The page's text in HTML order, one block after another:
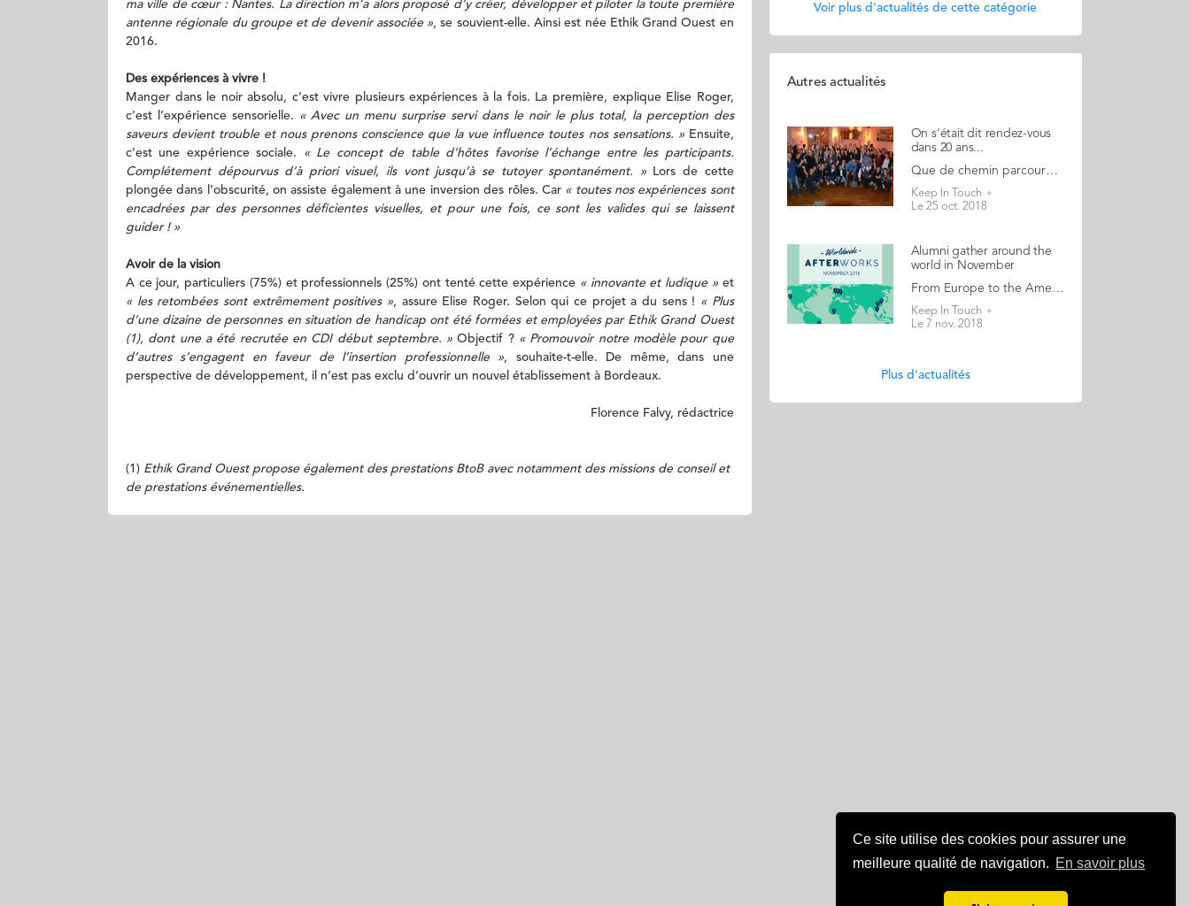
Ce site utilise des cookies pour assurer une
meilleure qualité de navigation. En savoir plus
ma ville de cœur : Nantes. La direction m’a alors proposé d’y créer, développer et piloter la toute première
antenne régionale du groupe et de devenir associée », se souvient-elle. Ainsi est née Ethik Grand Ouest en
2016.
Des expériences à vivre !
Manger dans le noir absolu, c’est vivre plusieurs expériences à la fois. La première, explique Elise Roger,
c’est l’expérience sensorielle. « Avec un menu surprise servi dans le noir le plus total, la perception des
saveurs devient trouble et nous prenons conscience que la vue influence toutes nos sensations. » Ensuite,
c’est une expérience sociale. « Le concept de table d’hôtes favorise l’échange entre les participants.
Complétement dépourvus d’à priori visuel, ils vont jusqu’à se tutoyer spontanément. »Lors de cette
plongée dans l’obscurité, on assiste également à une inversion des rôles. Car « toutes nos expériences sont
encadrées par des personnes déficientes visuelles, et pour une fois, ce sont les valides qui se laissent
guider ! »
Avoir de la vision
A ce jour, particuliers (75%) et professionnels (25%) ont tenté cette expérience « innovante et ludique »et
« les retombées sont extrêmement positives », assure Elise Roger. Selon qui ce projet a du sens ! « Plus
d’une dizaine de personnes en situation de handicap ont été formées et employées par Ethik Grand Ouest
(1), dont une a été recrutée en CDI début septembre. » Objectif ? « Promouvoir notre modèle pour que
d’autres s’engagent en faveur de l’insertion professionnelle », souhaite-t-elle. De même, dans une
perspective de développement, il n’est pas exclu d’ouvrir un nouvel établissement à Bordeaux.
Florence Falvy, rédactrice
(1) Ethik Grand Ouest propose également des prestations BtoB avec notamment des missions de conseil et
de prestations événementielles.
Voir plus d'actualités de cette catégorie
Autres actualités
On s'était dit rendez-vous
dans 20 ans...
Que de chemin parcouru depuis 20 ans... depuis l'obtention du fameux sésame ! Ce samedi 20 octobre, une soixantaine de participants se sont retrouvés pour fêter les 20 ans de la promo GE 98, l'enthousiasme de leurs années étudiantes intact. Comme si la dernière soirée à la Galisso avait eu lieu la semaine précédente ! Quelle belle occasion de partager, le temps d’une soirée à la Villa Frochot (Paris 9ème), un moment privilégié placé sous le signe de la convivialité et des échanges pour faire perdurer le plus longtemps possible les souvenirs de ces années passées à Nantes. Un grand merci aux organisateurs, Julien Crespel, l'Ambassadeur de promo, Juliette Guion et Sébastien Lamour. Découvrez l'ambiance de cette soirée à travers ses photos...
Keep In Touch
Le 25 oct. 2018
Alumni gather around the
world in November
From Europe to the Americas via Africa and Asia! Audencia alumni have been busy organising events around the world in November. These events are generally informal gatherings that take place on a regular basis or are organised to coincide with the visit of an Audencia professor or member of staff. Alumni and students from all Audencia programmes are welcome to join Catch up with fellow classmates but also make new friends They can be organised by ambassadors or autonomously by an alum if the city doesn't have an ambassador 9 gatherings will take place in the coming weeks: London on 8 November Hong Kong on 15 November San Francisco on 15 November Hanoi on 18 November Vienna on 20 November Ho Chi Minh City on 25 November Rio de Janeiro on 28 November Abidjan on 29 November And, Munich on 3 December. A huge thank you to all those busy ambassadors, alumni and faculty who have made these gatherings possible! If you want to organise an alumni gathering in your city, drop a line to Katie Francois.
Keep In Touch
Le 7 nov. 2018
Plus d'actualités